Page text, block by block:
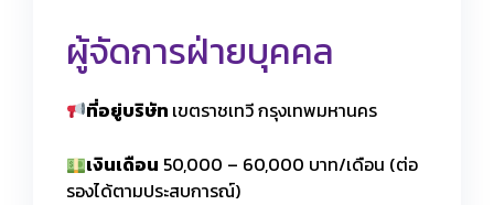
ผู้จัดการฝ่ายบุคคล
ที่อยู่บริษัท เขตราชเทวี กรุงเทพมหานคร
เงินเดือน 50,000 – 60,000 บาท/เดือน (ต่อ
รองได้ตามประสบการณ์)